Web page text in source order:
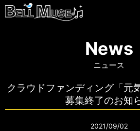
News
ニュース
クラウドファンディング「元
募集終了のお知
2021/09/02